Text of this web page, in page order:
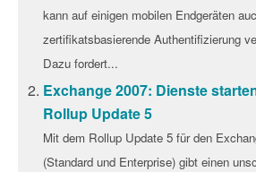
kann auf einigen mobilen Endgeräten
zertifikatsbasierende Authentifizierung
Dazu fordert...
Exchange 2007: Dienste
Rollup Update 5
Mit dem Rollup Update 5 für den
(Standard und Enterprise) gibt einen